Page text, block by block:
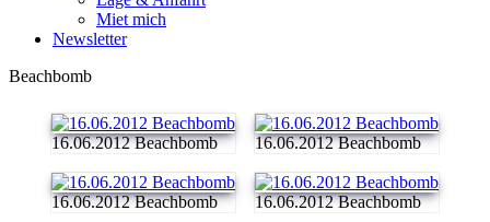
Miet mich
Newsletter
Beachbomb
16.06.2012 Beachbomb 16.06.2012 Beachbomb
16.06.2012 Beachbomb 16.06.2012 Beachbomb